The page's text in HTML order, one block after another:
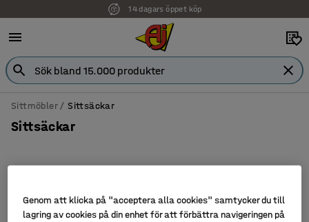
14 dagars öppet köp
Sittmöbler Sittsäckar
Sittsäckar
Filtrera Sortera
Genom att klicka på "acceptera alla cookies" samtycker du till
lagring av cookies på din enhet för att förbättra navigeringen på